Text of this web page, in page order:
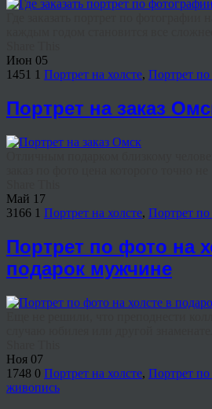
Июн 05
1451 1 Портрет на холсте, Портрет
Портрет на заказ
Май 17
3166 1 Портрет на холсте, Портрет
Портрет по фото на
подарок мужчине
Ноя 07
1748 0 Портрет на холсте, Портрет
живопись